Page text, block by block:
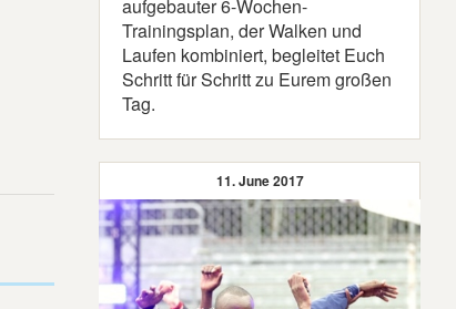
aufgebauter 6-Wochen-
Trainingsplan, der Walken und
Laufen kombiniert, begleitet Euch
Schritt für Schritt zu Eurem großen
Tag.
11. June 2017